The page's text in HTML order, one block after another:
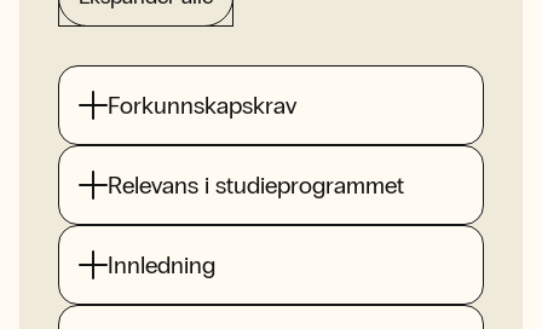
Forkunnskapskrav
Relevans i studieprogrammet
Innledning